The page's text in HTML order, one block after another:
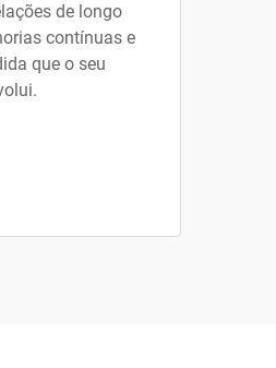
de longo
contínuas e
que o seu